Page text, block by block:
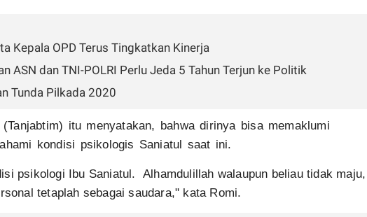
Kepala OPD Terus Tingkatkan Kinerja
ASN dan TNI-POLRI Perlu Jeda 5 Tahun Terjun ke Politik
Tunda Pilkada 2020
itu menyatakan, bahwa dirinya bisa memaklumi
kondisi psikologis Saniatul saat ini.
psikologi Ibu Saniatul. Alhamdulillah walaupun beliau tidak maju,
tetaplah sebagai saudara," kata Romi.